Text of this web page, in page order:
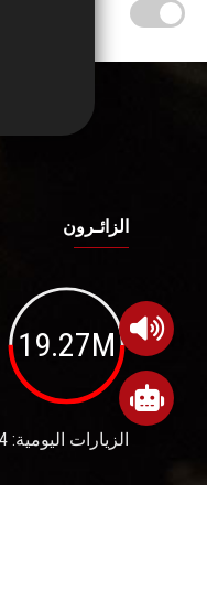
الزائـرون
19.27M
الزيارات اليومية: 164